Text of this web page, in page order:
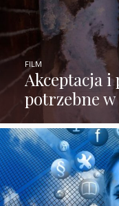
Akceptacja i
potrzebne w
FILM